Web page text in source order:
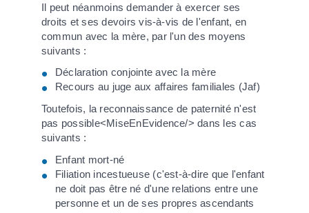
Il peut néanmoins demander à exercer ses
droits et ses devoirs vis-à-vis de l'enfant, en
commun avec la mère, par l'un des moyens
suivants :
Déclaration conjointe avec la mère
Recours au juge aux affaires familiales (Jaf)
Toutefois, la reconnaissance de paternité n'est
pas possible<MiseEnEvidence/> dans les cas
suivants :
Enfant mort-né
Filiation incestueuse (c'est-à-dire que l'enfant
ne doit pas être né d'une relations entre une
personne et un de ses propres ascendants